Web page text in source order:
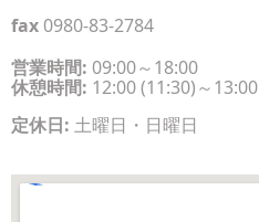
fax 0980-83-2784
営業時間: 09:00～18:00
休憩時間: 12:00 (11:30)～13:00
定休日: 土曜日・日曜日